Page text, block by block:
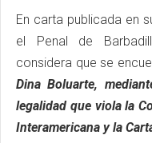
En carta publicada en
el Penal de
considera que se
Dina Boluarte,
legalidad que viola la
Interamericana y la